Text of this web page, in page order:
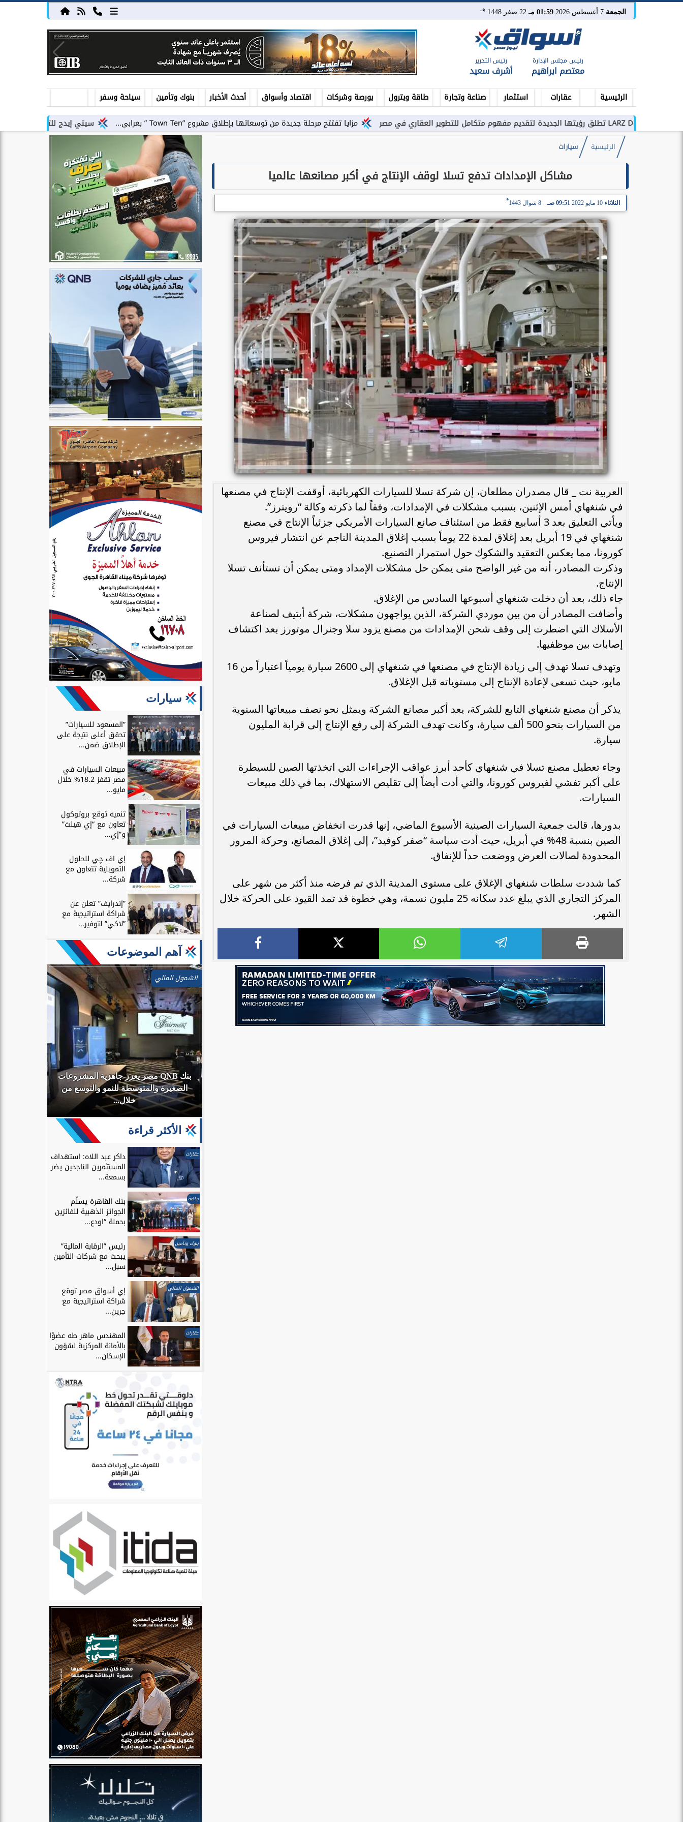
الجمعة 01:59 مـ 22 صفر 1448 هـ
رئيس مجلس الإدارة
معتصم ابراهيم
رئيس التحرير
أشرف سعيد
الرئيسية عقارات استثمار صناعة وتجارة طاقة وبترول بورصة وشركات اقتصاد وأسواق أحدث الأخبار بنوك وتأمين
سياحة وسفر
سيتي إيدج للتطوير العقاري توقع شراكة
مزايا تفتتح مرحلة جديدة من توسعاتها بإطلاق مشروع ”Town Ten ” بعرابى...
الرئيسية سيارات
مشاكل الإمدادات تدفع تسلا لوقف الإنتاج في أكبر مصانعها عالميا
الثلاثاء 10 مايو 2022 09:51 صـ 8 شوال 1443
هـ
العربية نت _ قال مصدران مطلعان، إن شركة تسلا للسيارات الكهربائية، أوقفت الإنتاج في مصنعها
في شنغهاي أمس الإثنين، بسبب مشكلات في الإمدادات، وفقاً لما ذكرته وكالة “رويترز”.
ويأتي التعليق بعد 3 أسابيع فقط من استئناف صانع السيارات الأمريكي جزئياً الإنتاج في مصنع
شنغهاي في 19 أبريل بعد إغلاق لمدة 22 يوماً بسبب إغلاق المدينة الناجم عن انتشار فيروس
كورونا، مما يعكس التعقيد والشكوك حول استمرار التصنيع.
وذكرت المصادر، أنه من غير الواضح متى يمكن حل مشكلات الإمداد ومتى يمكن أن تستأنف تسلا
الإنتاج.
جاء ذلك، بعد أن دخلت شنغهاي أسبوعها السادس من الإغلاق.
وأضافت المصادر أن من بين موردي الشركة، الذين يواجهون مشكلات، شركة أبتيف لصناعة
الأسلاك التي اضطرت إلى وقف شحن الإمدادات من مصنع يزود سلا وجنرال موتورز بعد اكتشاف
إصابات بين موظفيها.
وتهدف تسلا تهدف إلى زيادة الإنتاج في مصنعها في شنغهاي إلى 2600 سيارة يومياً اعتباراً من 16
مايو، حيث تسعى لإعادة الإنتاج إلى مستوياته قبل الإغلاق.
يذكر أن مصنع شنغهاي التابع للشركة، يعد أكبر مصانع الشركة ويمثل نحو نصف مبيعاتها السنوية
من السيارات بنحو 500 ألف سيارة، وكانت تهدف الشركة إلى رفع الإنتاج إلى قرابة المليون
سيارة.
وجاء تعطيل مصنع تسلا في شنغهاي كأحد أبرز عواقب الإجراءات التي اتخذتها الصين للسيطرة
على أكبر تفشي لفيروس كورونا، والتي أدت أيضاً إلى تقليص الاستهلاك، بما في ذلك مبيعات
السيارات.
بدورها، قالت جمعية السيارات الصينية الأسبوع الماضي، إنها قدرت انخفاض مبيعات السيارات في
الصين بنسبة 48% في أبريل، حيث أدت سياسة “صفر كوفيد”، إلى إغلاق المصانع، وحركة المرور
المحدودة لصالات العرض ووضعت حداً للإنفاق.
كما شددت سلطات شنغهاي الإغلاق على مستوى المدينة الذي تم فرضه منذ أكثر من شهر على
المركز التجاري الذي يبلغ عدد سكانه 25 مليون نسمة، وهي خطوة قد تمد القيود على الحركة خلال
الشهر.
سيارات
”المسعود للسيارات”
تحقق أعلى نتيجة على
الإطلاق ضمن...
مبيعات السيارات في
مصر تقفز 18.2% خلال
مايو...
تنميه توقع بروتوكول
تعاون مع “إي هيلث”
و”إي...
إي اف چي للحلول
التمويلية تتعاون مع
شركة...
”إندرايف” تعلن عن
شراكة استراتيجية مع
”لاكي” لتوفير...
آهم الموضوعات
الشمول المالي
بنك QNB مصر يعزز جاهزية المشروعات
الصغيرة والمتوسطة للنمو والتوسع من
خلال...
الأكثر قراءة
عقارات داكر عبد اللاه: استهداف
المستثمرين الناجحين يضر
بسمعة...
رياضة بنك القاهرة يسلّم
الجوائز الذهبية للفائزين
بحملة “اودع...
بنوك وتأمين رئيس ”الرقابة المالية”
يبحث مع شركات التأمين
سبل...
الشمول المالي إي أسواق مصر توقع
شراكة استراتيجية مع
جرين...
عقارات المهندس ماهر طه عضوًا
بالأمانة المركزية لشؤون
الإسكان...